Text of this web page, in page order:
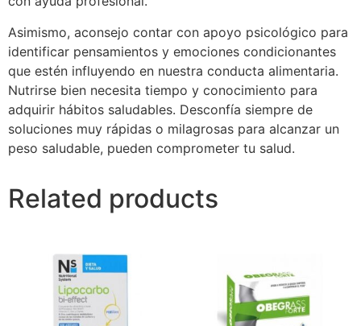
Asimismo, aconsejo contar con apoyo psicológico para
identificar pensamientos y emociones condicionantes
que estén influyendo en nuestra conducta alimentaria.
Nutrirse bien necesita tiempo y conocimiento para
adquirir hábitos saludables. Desconfía siempre de
soluciones muy rápidas o milagrosas para alcanzar un
peso saludable, pueden comprometer tu salud.
Related products